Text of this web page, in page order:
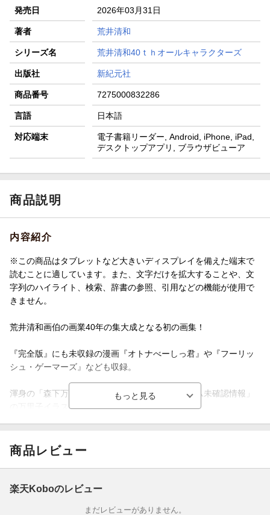
発売日 2026年03月31日
著者 荒井清和
シリーズ名 荒井清和40ｔｈオールキャラクターズ
出版社 新紀元社
商品番号 7275000832286
言語 日本語
対応端末
電子書籍リーダー, Android, iPhone, iPad,
デスクトップアプリ, ブラウザビューア
商品説明
内容紹介
※この商品はタブレットなど大きいディスプレイを備えた端末で
読むことに適しています。また、文字だけを拡大することや、文
字列のハイライト、検索、辞書の参照、引用などの機能が使用で
きません。
荒井清和画伯の画業40年の集大成となる初の画集！
『完全版』にも未収録の漫画『オトナべーしっ君』や『フーリッ
シュ・ゲーマーズ』なども収録。
渾身の「森下万里子」の描き下ろし他「謎のゲーム未確認情報」
の万里子イラスト多数収録！
ューの歴代レビュアーに『オホーツクに消ゆ』『いただきストリ
ート』『ダビスタ』他のキャラクターたちも大集合！
幻の（？）少年ジャンプデビュー漫画『ラストクイック』、そし
商品レビュー
楽天Koboのレビュー
まだレビューがありません。